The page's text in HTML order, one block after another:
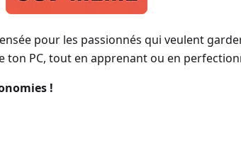
pour les passionnés qui veulent
ton PC, tout en apprenant ou en
!